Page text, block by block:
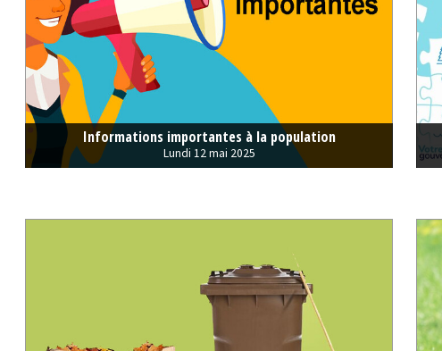
Informations importantes à la population
Lundi 12 mai 2025